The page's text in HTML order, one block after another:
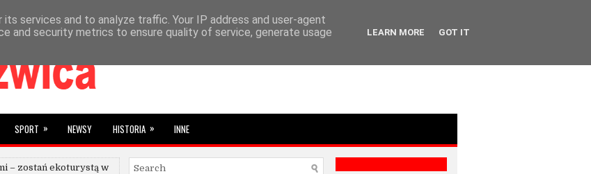
SUBIEKTYWNIE »
SPORT » NEWSY HISTORIA » INNE
– zostań ekoturystą w
services and to analyze traffic. Your IP address and user-agent
and security metrics to ensure quality of service, generate usage
LEARN MORE GOT IT